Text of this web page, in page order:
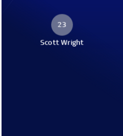
23
Scott Wright